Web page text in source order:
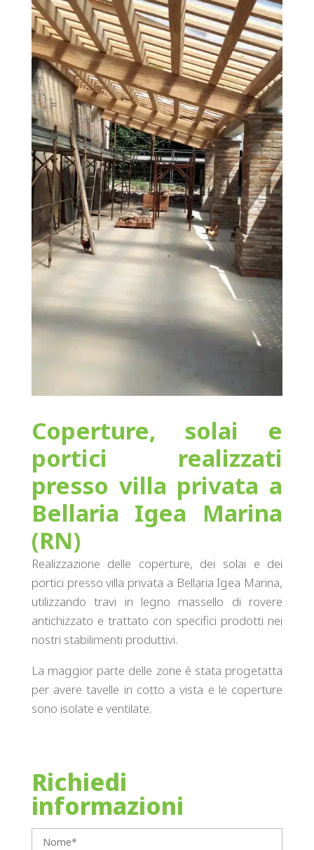
Coperture, solai e
portici realizzati
presso villa privata a
Bellaria Igea Marina
(RN)
Realizzazione delle coperture, dei solai e dei
portici presso villa privata a Bellaria Igea Marina,
utilizzando travi in legno massello di rovere
antichizzato e trattato con specifici prodotti nei
nostri stabilimenti produttivi.
La maggior parte delle zone è stata progetatta
per avere tavelle in cotto a vista e le coperture
sono isolate e ventilate.
Richiedi
informazioni